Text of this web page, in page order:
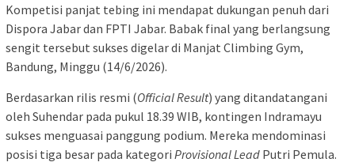
Kompetisi panjat tebing ini mendapat dukungan penuh dari
Dispora Jabar dan FPTI Jabar. Babak final yang berlangsung
sengit tersebut sukses digelar di Manjat Climbing Gym,
Bandung, Minggu (14/6/2026).
Berdasarkan rilis resmi (Official Result) yang ditandatangani
oleh Suhendar pada pukul 18.39 WIB, kontingen Indramayu
sukses menguasai panggung podium. Mereka mendominasi
posisi tiga besar pada kategori Provisional Lead Putri Pemula.